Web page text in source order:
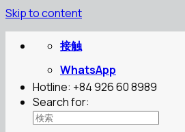
Skip to content
接触
WhatsApp
Hotline: +84 926 60 8989
Search for: